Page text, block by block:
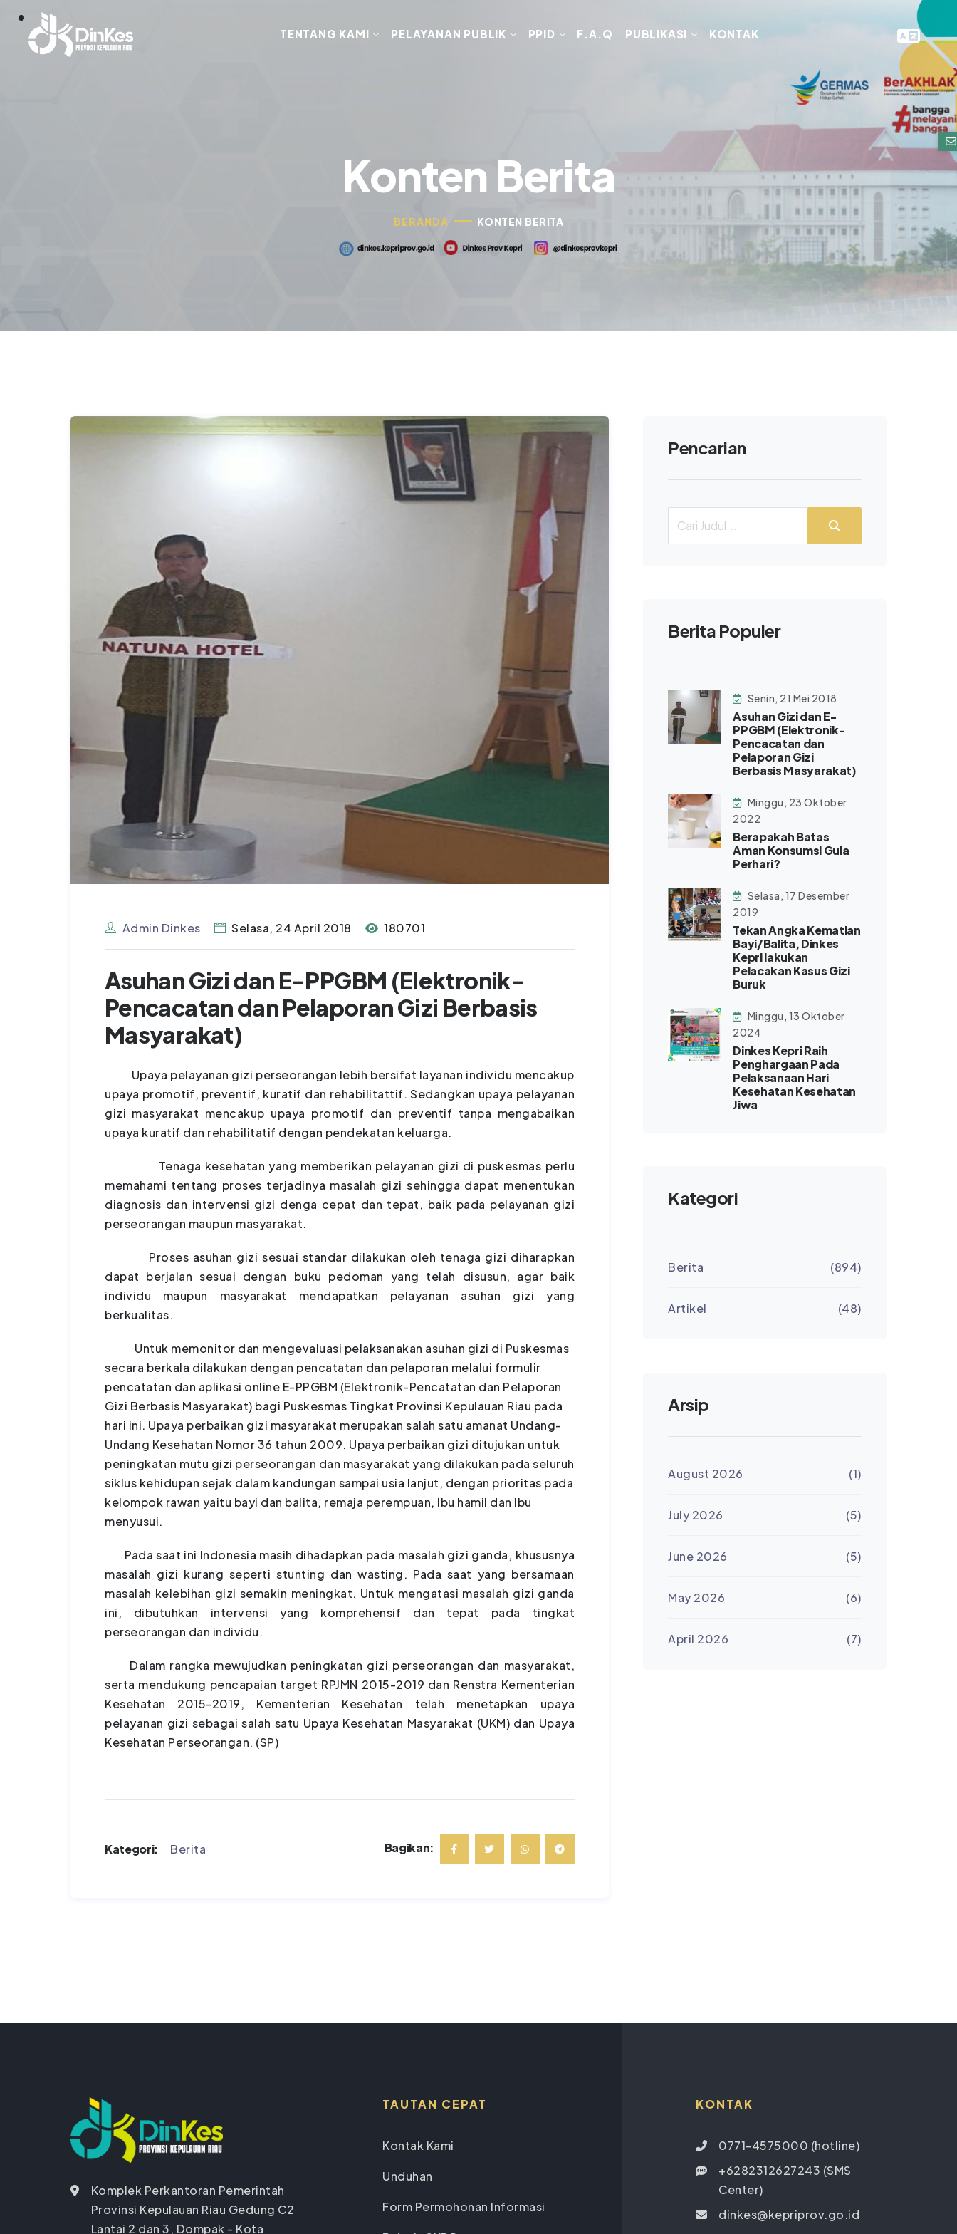
TENTANG KAMI PELAYANAN PUBLIK PPID F.A.Q PUBLIKASI KONTAK
Konten Berita
BERANDA KONTEN BERITA
Admin Dinkes Selasa, 24 April 2018 180701
Asuhan Gizi dan E-PPGBM (Elektronik-
Pencacatan dan Pelaporan Gizi Berbasis
Masyarakat)
Upaya pelayanan gizi perseorangan lebih bersifat layanan individu mencakup
upaya promotif, preventif, kuratif dan rehabilitattif. Sedangkan upaya pelayanan
gizi masyarakat mencakup upaya promotif dan preventif tanpa mengabaikan
upaya kuratif dan rehabilitatif dengan pendekatan keluarga.
Tenaga kesehatan yang memberikan pelayanan gizi di puskesmas perlu
memahami tentang proses terjadinya masalah gizi sehingga dapat menentukan
diagnosis dan intervensi gizi denga cepat dan tepat, baik pada pelayanan gizi
perseorangan maupun masyarakat.
Proses asuhan gizi sesuai standar dilakukan oleh tenaga gizi diharapkan
dapat berjalan sesuai dengan buku pedoman yang telah disusun, agar baik
individu maupun masyarakat mendapatkan pelayanan asuhan gizi yang
berkualitas.
Untuk memonitor dan mengevaluasi pelaksanakan asuhan gizi di Puskesmas
secara berkala dilakukan dengan pencatatan dan pelaporan melalui formulir
pencatatan dan aplikasi online E-PPGBM (Elektronik-Pencatatan dan Pelaporan
Gizi Berbasis Masyarakat) bagi Puskesmas Tingkat Provinsi Kepulauan Riau pada
hari ini. Upaya perbaikan gizi masyarakat merupakan salah satu amanat Undang-
Undang Kesehatan Nomor 36 tahun 2009. Upaya perbaikan gizi ditujukan untuk
peningkatan mutu gizi perseorangan dan masyarakat yang dilakukan pada seluruh
siklus kehidupan sejak dalam kandungan sampai usia lanjut, dengan prioritas pada
kelompok rawan yaitu bayi dan balita, remaja perempuan, Ibu hamil dan Ibu
menyusui.
Pada saat ini Indonesia masih dihadapkan pada masalah gizi ganda, khususnya
masalah gizi kurang seperti stunting dan wasting. Pada saat yang bersamaan
masalah kelebihan gizi semakin meningkat. Untuk mengatasi masalah gizi ganda
ini, dibutuhkan intervensi yang komprehensif dan tepat pada tingkat
perseorangan dan individu.
Dalam rangka mewujudkan peningkatan gizi perseorangan dan masyarakat,
serta mendukung pencapaian target RPJMN 2015-2019 dan Renstra Kementerian
Kesehatan 2015-2019, Kementerian Kesehatan telah menetapkan upaya
pelayanan gizi sebagai salah satu Upaya Kesehatan Masyarakat (UKM) dan Upaya
Kesehatan Perseorangan. (SP)
Kategori: Berita Bagikan:
Pencarian
Berita Populer
Senin, 21 Mei 2018
Asuhan Gizi dan E-
PPGBM (Elektronik-
Pencacatan dan
Pelaporan Gizi
Berbasis Masyarakat)
Minggu, 23 Oktober
2022
Berapakah Batas
Aman Konsumsi Gula
Perhari?
Selasa, 17 Desember
2019
Tekan Angka Kematian
Bayi/Balita, Dinkes
Kepri lakukan
Pelacakan Kasus Gizi
Buruk
Minggu, 13 Oktober
2024
Dinkes Kepri Raih
Penghargaan Pada
Pelaksanaan Hari
Kesehatan Kesehatan
Jiwa
Kategori
Berita (894)
Artikel (48)
Arsip
August 2026 (1)
July 2026 (5)
June 2026 (5)
May 2026 (6)
April 2026 (7)
Komplek Perkantoran Pemerintah
Provinsi Kepulauan Riau Gedung C2
Lantai 2 dan 3, Dompak - Kota
TAUTAN CEPAT
Kontak Kami
Unduhan
Form Permohonan Informasi
KONTAK
0771-4575000 (hotline)
+6282312627243 (SMS
Center)
dinkes@kepriprov.go.id